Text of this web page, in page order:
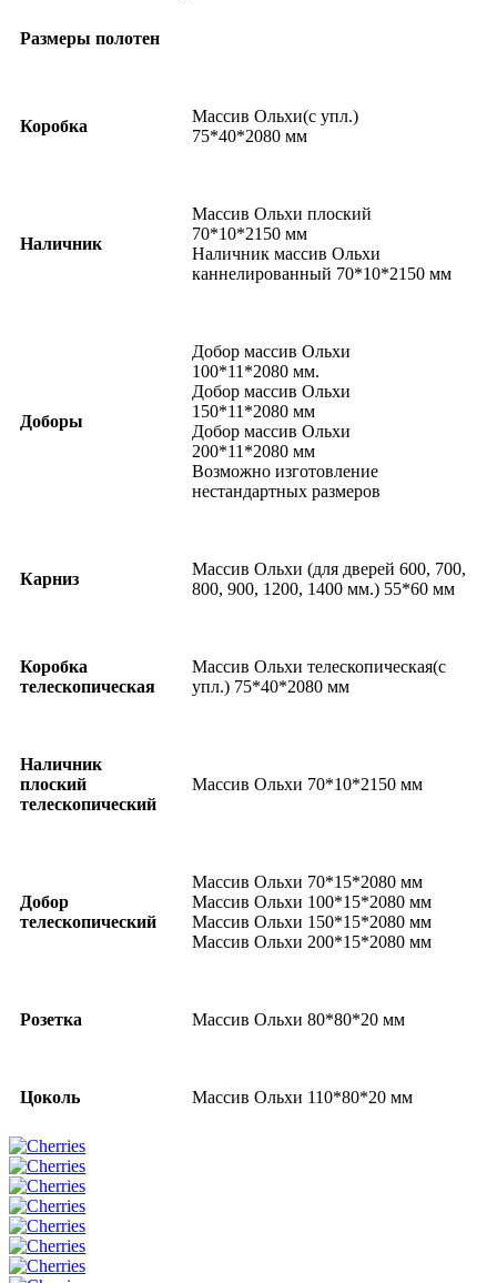
Размеры полотен
Коробка
Массив Ольхи(с упл.)
75*40*2080 мм
Наличник
Массив Ольхи плоский
70*10*2150 мм
Наличник массив Ольхи
каннелированный 70*10*2150 мм
Доборы
Добор массив Ольхи
100*11*2080 мм.
Добор массив Ольхи
150*11*2080 мм
Добор массив Ольхи
200*11*2080 мм
Возможно изготовление
нестандартных размеров
Карниз
Массив Ольхи (для дверей 600, 700,
800, 900, 1200, 1400 мм.) 55*60 мм
Коробка
телескопическая
Массив Ольхи телескопическая(с
упл.) 75*40*2080 мм
Наличник
плоский
телескопический
Массив Ольхи 70*10*2150 мм
Добор
телескопический
Массив Ольхи 70*15*2080 мм
Массив Ольхи 100*15*2080 мм
Массив Ольхи 150*15*2080 мм
Массив Ольхи 200*15*2080 мм
Розетка Массив Ольхи 80*80*20 мм
Цоколь Массив Ольхи 110*80*20 мм